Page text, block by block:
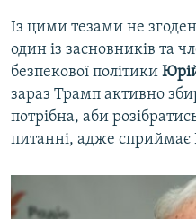
Із цими тезами не
один із засновників та
безпекової політики
зараз Трамп активно
потрібна, аби
питанні, адже сприймає